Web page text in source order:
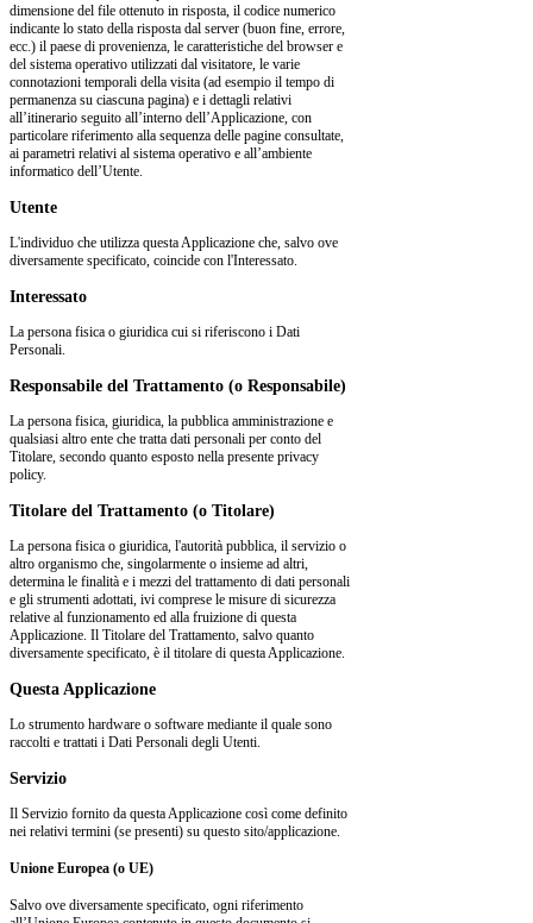
dimensione del file ottenuto in risposta, il codice numerico
indicante lo stato della risposta dal server (buon fine, errore,
ecc.) il paese di provenienza, le caratteristiche del browser e
del sistema operativo utilizzati dal visitatore, le varie
connotazioni temporali della visita (ad esempio il tempo di
permanenza su ciascuna pagina) e i dettagli relativi
all’itinerario seguito all’interno dell’Applicazione, con
particolare riferimento alla sequenza delle pagine consultate,
ai parametri relativi al sistema operativo e all’ambiente
informatico dell’Utente.
Utente
L'individuo che utilizza questa Applicazione che, salvo ove
diversamente specificato, coincide con l'Interessato.
Interessato
La persona fisica o giuridica cui si riferiscono i Dati
Personali.
Responsabile del Trattamento (o Responsabile)
La persona fisica, giuridica, la pubblica amministrazione e
qualsiasi altro ente che tratta dati personali per conto del
Titolare, secondo quanto esposto nella presente privacy
policy.
Titolare del Trattamento (o Titolare)
La persona fisica o giuridica, l'autorità pubblica, il servizio o
altro organismo che, singolarmente o insieme ad altri,
determina le finalità e i mezzi del trattamento di dati personali
e gli strumenti adottati, ivi comprese le misure di sicurezza
relative al funzionamento ed alla fruizione di questa
Applicazione. Il Titolare del Trattamento, salvo quanto
diversamente specificato, è il titolare di questa Applicazione.
Questa Applicazione
Lo strumento hardware o software mediante il quale sono
raccolti e trattati i Dati Personali degli Utenti.
Servizio
Il Servizio fornito da questa Applicazione così come definito
nei relativi termini (se presenti) su questo sito/applicazione.
Unione Europea (o UE)
Salvo ove diversamente specificato, ogni riferimento